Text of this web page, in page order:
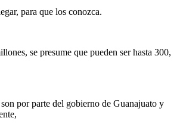
para que los conozca.
se presume que pueden ser hasta 300,
por parte del gobierno de Guanajuato y